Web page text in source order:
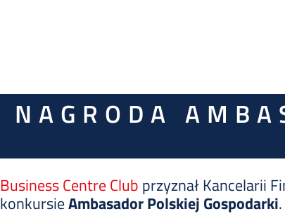
NAGRODA
Business Centre Club przyznał Kancelarii
konkursieAmbasador Polskiej Gospodarki.